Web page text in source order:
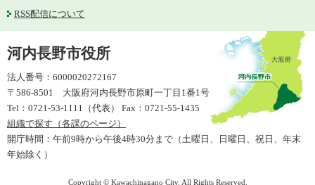
RSS配信について
河内長野市役所
法人番号：6000020272167
〒586-8501 大阪府河内長野市原町一丁目1番1号
Tel：0721-53-1111（代表） Fax：0721-55-1435
組織で探す（各課のページ）
開庁時間：午前9時から午後4時30分まで（土曜日、日曜日、祝日、年末
年始除く）
Copyright © Kawachinagano City. All Rights Reserved.